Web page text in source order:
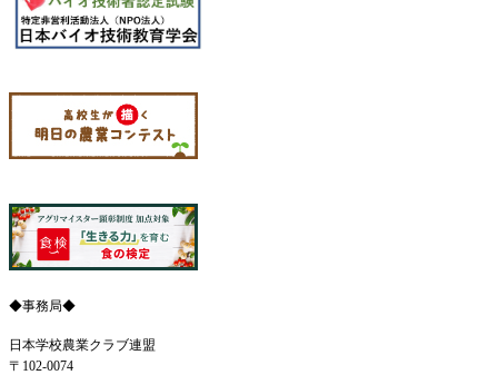
◆事務局◆
日本学校農業クラブ連盟
〒102-0074